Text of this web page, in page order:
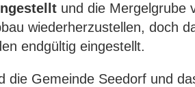
und die Mergelgrube
wiederherzustellen, doch
endgültig eingestellt.
die Gemeinde Seedorf und